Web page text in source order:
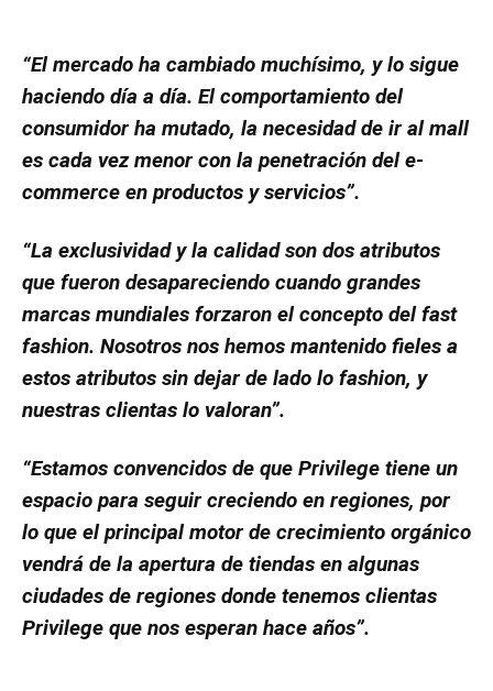
“El mercado ha cambiado muchísimo, y lo sigue
haciendo día a día. El comportamiento del
consumidor ha mutado, la necesidad de ir al mall
es cada vez menor con la penetración del e-
commerce en productos y servicios”.
“La exclusividad y la calidad son dos atributos
que fueron desapareciendo cuando grandes
marcas mundiales forzaron el concepto del fast
fashion. Nosotros nos hemos mantenido fieles a
estos atributos sin dejar de lado lo fashion, y
nuestras clientas lo valoran”.
“Estamos convencidos de que Privilege tiene un
espacio para seguir creciendo en regiones, por
lo que el principal motor de crecimiento orgánico
vendrá de la apertura de tiendas en algunas
ciudades de regiones donde tenemos clientas
Privilege que nos esperan hace años”.